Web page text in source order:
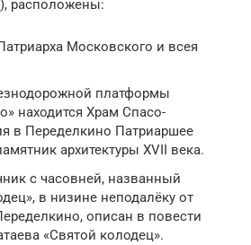
расположены:
Московского и всея
платформы
находится Храм Спасо-
в Переделкино Патриаршее
архитектуры XVII века.
с часовней, названный
в низине неподалёку от
описан в повести
«Святой колодец».